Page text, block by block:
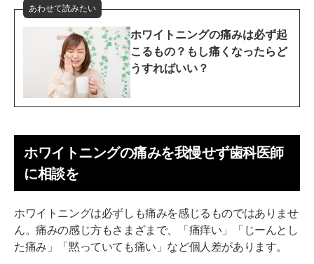
あわせて読みたい
ホワイトニングの痛みは必ず起
こるもの？もし痛くなったらど
うすればいい？
ホワイトニングの痛みを我慢せず歯科医師
に相談を
ホワイトニングは必ずしも痛みを感じるものではありませ
ん。痛みの感じ方もさまざまで、「痛痒い」「じーんとし
た痛み」「黙っていても痛い」など個人差があります。